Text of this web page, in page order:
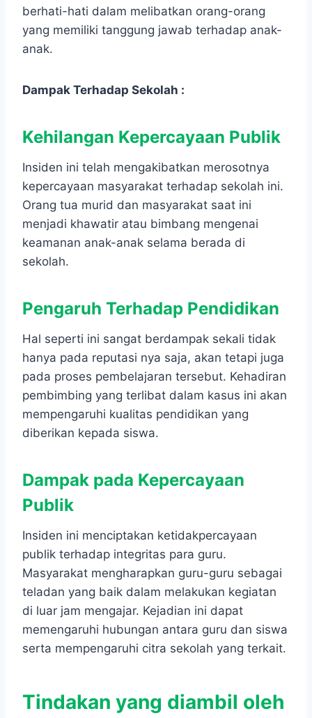
berhati-hati dalam melibatkan orang-orang
yang memiliki tanggung jawab terhadap anak-
anak.
Dampak Terhadap Sekolah :
Kehilangan Kepercayaan Publik
Insiden ini telah mengakibatkan merosotnya
kepercayaan masyarakat terhadap sekolah ini.
Orang tua murid dan masyarakat saat ini
menjadi khawatir atau bimbang mengenai
keamanan anak-anak selama berada di
sekolah.
Pengaruh Terhadap Pendidikan
Hal seperti ini sangat berdampak sekali tidak
hanya pada reputasi nya saja, akan tetapi juga
pada proses pembelajaran tersebut. Kehadiran
pembimbing yang terlibat dalam kasus ini akan
mempengaruhi kualitas pendidikan yang
diberikan kepada siswa.
Dampak pada Kepercayaan
Publik
Insiden ini menciptakan ketidakpercayaan
publik terhadap integritas para guru.
Masyarakat mengharapkan guru-guru sebagai
teladan yang baik dalam melakukan kegiatan
di luar jam mengajar. Kejadian ini dapat
memengaruhi hubungan antara guru dan siswa
serta mempengaruhi citra sekolah yang terkait.
Tindakan yang diambil oleh